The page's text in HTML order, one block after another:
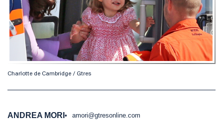
Charlotte de Cambridge / Gtres
ANDREA MORI amori@gtresonline.com